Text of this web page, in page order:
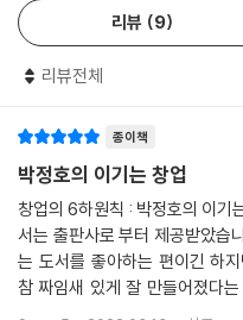
더욱 중요한 사실은 투자자가 많
투자한 회사가 어떻게 사업을 수
연하다. 따라서 자신이 투자한
을 보는 것은 고객도 마찬가지다.
여 있는 경우를 흔히 볼 수 있다.
나로 고객을 빼놓을 수 없다. 가
게에서 상품을 비교하려면 먼 거
목을 취급하는 가게가 몰려 있으
게 여러 상품을 비교할 수 있다.
할 때는 용산전자상가로, 옷을
도형 삶을 지향한다. 단순히 직장
표에 따라 자신의 삶을 개척하
리고 누구와 창업을 해야 하는지,
조달하며, 사무실은 어디에 얻고,
게 꾸려야 하는지 등 실제 창업
가지 실전 창업 노하우를 공개한
라한 다양한 사람들과의 인터뷰
일을 저질러버린 사람 혹은 앞으
지침이 될 것이다.
리뷰 9
리뷰전체
종이책
박정호의 이기는 창업
창업의 6하원칙 : 박정호의 이기는
서는 출판사로 부터 제공받았습니다.* EBS에
는 도서를 좋아하는 편이긴 하
참 짜임새 있게 잘 만들어졌다
합한 사람은 누구인가로 시작